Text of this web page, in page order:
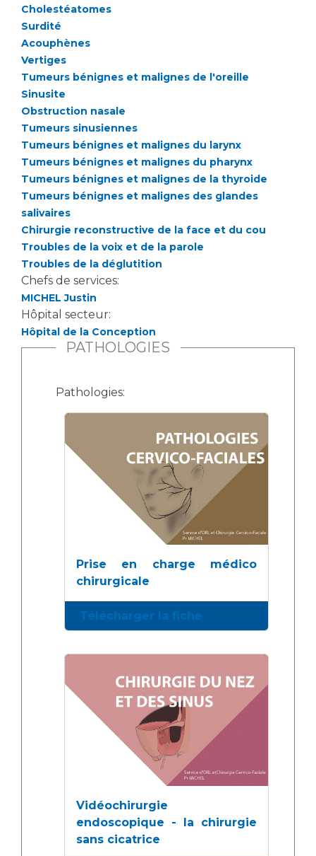
Cholestéatomes
Surdité
Acouphènes
Vertiges
Tumeurs bénignes et malignes de l'oreille
Sinusite
Obstruction nasale
Tumeurs sinusiennes
Tumeurs bénignes et malignes du larynx
Tumeurs bénignes et malignes du pharynx
Tumeurs bénignes et malignes de la thyroide
Tumeurs bénignes et malignes des glandes
salivaires
Chirurgie reconstructive de la face et du cou
Troubles de la voix et de la parole
Troubles de la déglutition
Chefs de services:
MICHEL Justin
Hôpital secteur:
Hôpital de la Conception
PATHOLOGIES
Pathologies:
Prise en charge médico
chirurgicale
Télécharger la fiche
Vidéochirurgie
endoscopique - la chirurgie
sans cicatrice